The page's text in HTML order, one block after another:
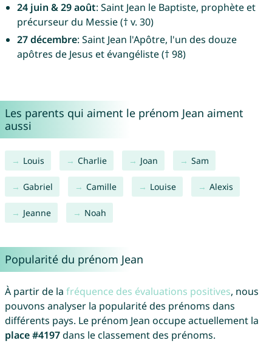
24 juin & 29 août: Saint Jean le Baptiste, prophète et
précurseur du Messie († v. 30)
27 décembre: Saint Jean l'Apôtre, l'un des douze
apôtres de Jesus et évangéliste († 98)
Les parents qui aiment le prénom Jean aiment
aussi
Louis Charlie Joan Sam
Gabriel Camille Louise Alexis
Jeanne Noah
Popularité du prénom Jean
À partir de la fréquence des évaluations positives, nous
pouvons analyser la popularité des prénoms dans
différents pays. Le prénom Jean occupe actuellement la
place #4197dans le classement des prénoms.